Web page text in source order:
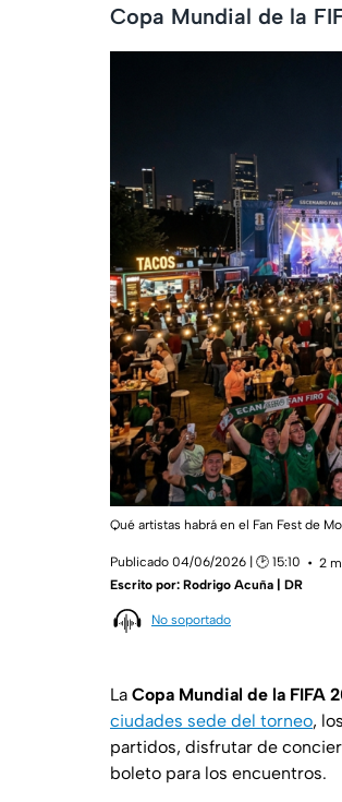
Copa Mundial de la
Qué artistas habrá en el Fan Fest de
Publicado 04/06/2026 | 🕑 15:10
2
Escrito por: Rodrigo Acuña | DR
No soportado
La Copa Mundial de la FIFA
ciudades sede del torneo,
partidos, disfrutar de
boleto para los encuentros.